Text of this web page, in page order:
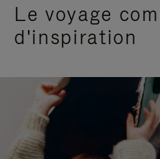
Le voyage
d'inspiration